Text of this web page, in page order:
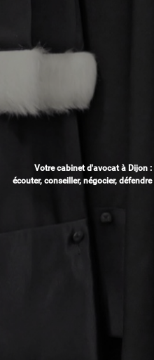
Votre cabinet d'avocat à Dijon :
écouter, conseiller, négocier, défendre